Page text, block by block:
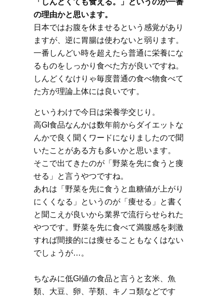
の理由かと思います。
日本ではお腹を休ませるという感覚があり
ますが、逆に胃腸は使わないと弱ります。
一番しんどい時を超えたら普通に栄養にな
るものをしっかり食べた方が良いですね。
しんどくなけりゃ毎度普通の食べ物食べて
た方が理論上体には良いです。
というわけで今日は栄養学交じり。
高GI食品なんかは数年前からダイエットな
んかで良く聞くワードになりましたので聞
いたことがある方も多いかと思います。
そこで出てきたのが「野菜を先に食うと痩
せる」と言うやつですね。
あれは「野菜を先に食うと血糖値が上がり
にくくなる」というのが「痩せる」と書く
と聞こえが良いから業界で流行らせられた
やつです。野菜を先に食べて満腹感を刺激
すれば間接的には痩せることもなくはない
でしょうが…。
ちなみに低GI値の食品と言うと玄米、魚
類、大豆、卵、芋類、キノコ類などです